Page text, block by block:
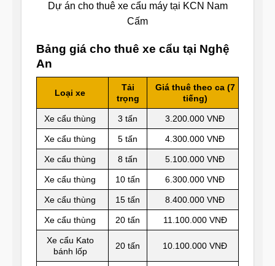
Dự án cho thuê xe cẩu máy tại KCN Nam
Cấm
Bảng giá cho thuê xe cẩu tại Nghệ
An
Loại xe
Tải
trọng
Giá thuê theo ca (7
tiếng)
Xe cẩu thùng 3 tấn 3.200.000 VNĐ
Xe cẩu thùng 5 tấn 4.300.000 VNĐ
Xe cẩu thùng 8 tấn 5.100.000 VNĐ
Xe cẩu thùng 10 tấn 6.300.000 VNĐ
Xe cẩu thùng 15 tấn 8.400.000 VNĐ
Xe cẩu thùng 20 tấn 11.100.000 VNĐ
Xe cẩu Kato
bánh lốp
20 tấn 10.100.000 VNĐ